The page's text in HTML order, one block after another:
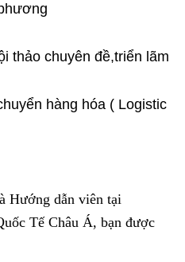
thảo chuyên đề,triển lãm
hàng hóa ( Logistic
Hướng dẫn viên tại
Tế Châu Á, bạn được